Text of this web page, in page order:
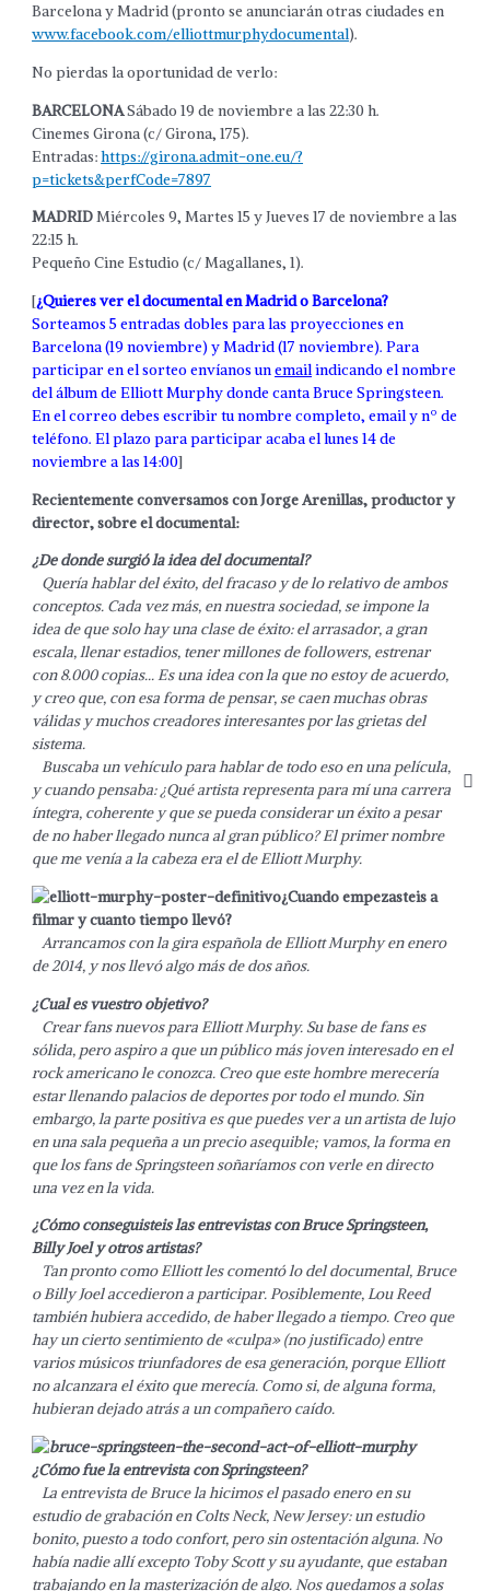
Barcelona y Madrid (pronto se anunciarán otras ciudades en
www.facebook.com/elliottmurphydocumental).
No pierdas la oportunidad de verlo:
BARCELONASábado 19 de noviembre a las 22:30 h.
Cinemes Girona (c/ Girona, 175).
Entradas:https://girona.admit-one.eu/?
p=tickets&perfCode=7897
MADRIDMiércoles 9, Martes 15 y Jueves 17 de noviembre a las
22:15 h.
Pequeño Cine Estudio (c/ Magallanes, 1).
[¿Quieres ver el documental en Madrid o Barcelona?
Sorteamos 5 entradas dobles para las proyecciones en
Barcelona (19 noviembre) y Madrid (17 noviembre). Para
participar en el sorteo envíanos unemailindicando el nombre
del álbum de Elliott Murphy donde canta Bruce Springsteen.
En el correo debes escribir tu nombre completo, email y nº de
teléfono. El plazo para participar acaba el lunes 14 de
noviembre a las 14:00]
Recientemente conversamos con Jorge Arenillas, productor y
director, sobre el documental:
¿De donde surgió la idea del documental?
Quería hablar del éxito, del fracaso y de lo relativo de ambos
conceptos. Cada vez más, en nuestra sociedad, se impone la
idea de que solo hay una clase de éxito: el arrasador, a gran
escala, llenar estadios, tener millones de followers, estrenar
con 8.000 copias… Es una idea con la que no estoy de acuerdo,
y creo que, con esa forma de pensar, se caen muchas obras
válidas y muchos creadores interesantes por las grietas del
sistema.
Buscaba un vehículo para hablar de todo eso en una película,
y cuando pensaba: ¿Qué artista representa para mí una carrera
íntegra, coherente y que se pueda considerar un éxito a pesar
de no haber llegado nunca al gran público? El primer nombre
que me venía a la cabeza era el de Elliott Murphy.
¿Cuando empezasteis a
filmar y cuanto tiempo llevó?
Arrancamos con la gira española de Elliott Murphy en enero
de 2014, y nos llevó algo más de dos años.
¿Cual es vuestro objetivo?
Crear fans nuevos para Elliott Murphy. Su base de fans es
sólida, pero aspiro a que un público más joven interesado en el
rock americano le conozca. Creo que este hombre merecería
estar llenando palacios de deportes por todo el mundo. Sin
embargo, la parte positiva es que puedes ver a un artista de lujo
en una sala pequeña a un precio asequible; vamos, la forma en
que los fans de Springsteen soñaríamos con verle en directo
una vez en la vida.
¿Cómo conseguisteis las entrevistas con Bruce Springsteen,
Billy Joel y otros artistas?
Tan pronto como Elliott les comentó lo del documental, Bruce
o Billy Joel accedieron a participar. Posiblemente, Lou Reed
también hubiera accedido, de haber llegado a tiempo. Creo que
hay un cierto sentimiento de «culpa» (no justificado) entre
varios músicos triunfadores de esa generación, porque Elliott
no alcanzara el éxito que merecía. Como si, de alguna forma,
hubieran dejado atrás a un compañero caído.
¿Cómo fue la entrevista con Springsteen?
La entrevista de Bruce la hicimos el pasado enero en su
estudio de grabación en Colts Neck, New Jersey: un estudio
bonito, puesto a todo confort, pero sin ostentación alguna. No
había nadie allí excepto Toby Scott y su ayudante, que estaban
trabajando en la masterización de algo. Nos quedamos a solas